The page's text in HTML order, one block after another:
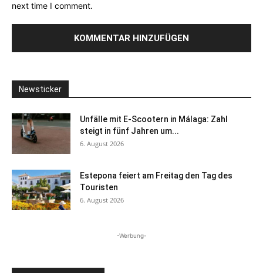
next time I comment.
Newsticker
Unfälle mit E-Scootern in Málaga: Zahl
steigt in fünf Jahren um...
6. August 2026
Estepona feiert am Freitag den Tag des
Touristen
6. August 2026
-Werbung-